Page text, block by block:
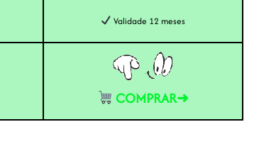
Validade 12 meses
COMPRAR➜